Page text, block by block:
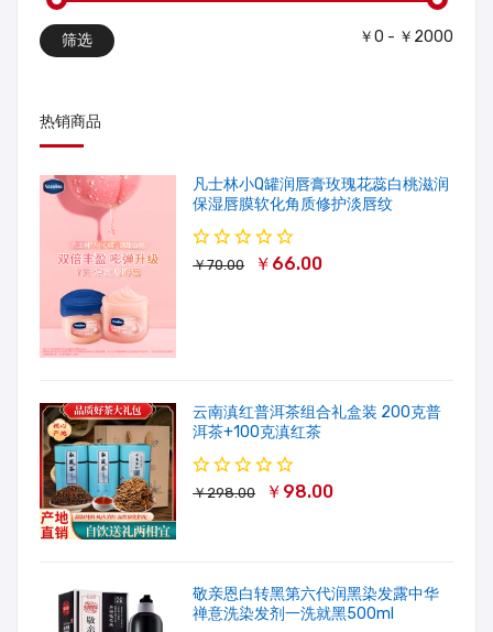
筛选 ￥0 - ￥2000
热销商品
凡士林小Q罐润唇膏玫瑰花蕊白桃滋润
保湿唇膜软化角质修护淡唇纹
￥70.00 ￥66.00
云南滇红普洱茶组合礼盒装 200克普
洱茶+100克滇红茶
￥298.00 ￥98.00
敬亲恩白转黑第六代润黑染发露中华
禅意洗染发剂一洗就黑500ml